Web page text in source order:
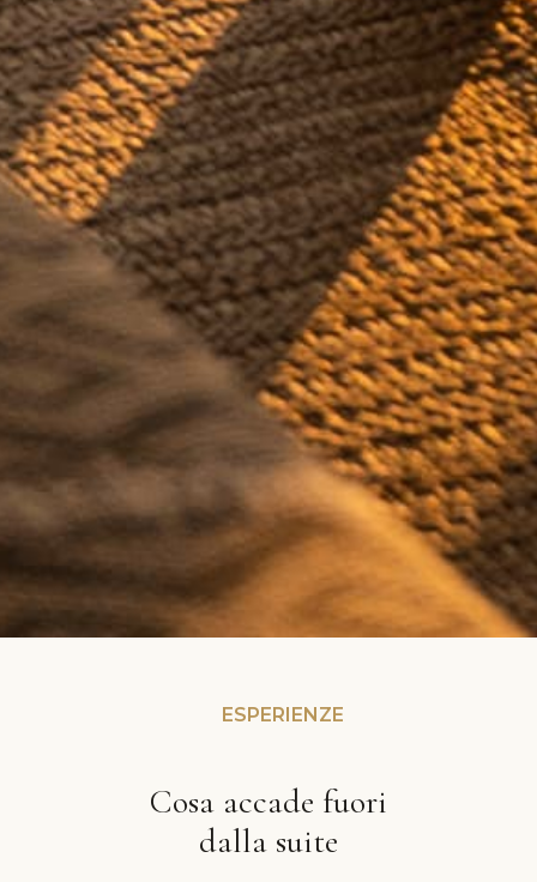
ESPERIENZE
Cosa accade fuori
dalla suite